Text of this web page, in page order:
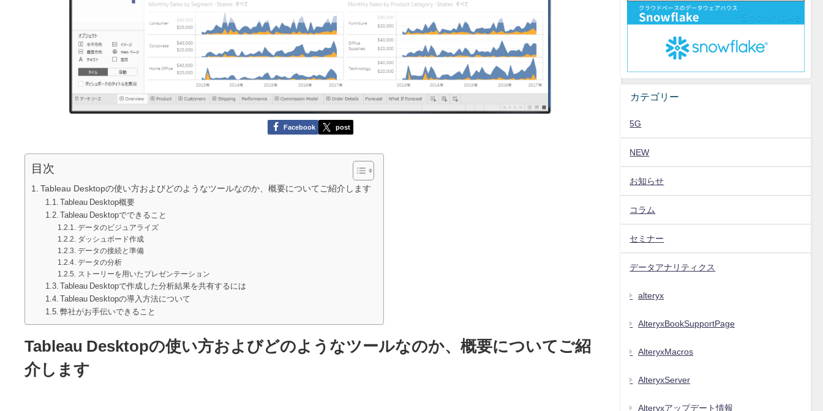
Facebook post
目次
Tableau Desktopの使い方およびどのようなツールなのか、概要についてご紹介します
Tableau Desktop概要
Tableau Desktopでできること
データのビジュアライズ
ダッシュボード作成
データの接続と準備
データの分析
ストーリーを用いたプレゼンテーション
Tableau Desktopで作成した分析結果を共有するには
Tableau Desktopの導入方法について
弊社がお手伝いできること
Tableau Desktopの使い方およびどのようなツールなのか、概要についてご紹
介します
カテゴリー
5G
NEW
お知らせ
コラム
セミナー
データアナリティクス
alteryx
AlteryxBookSupportPage
AlteryxMacros
AlteryxServer
Alteryxアップデート情報